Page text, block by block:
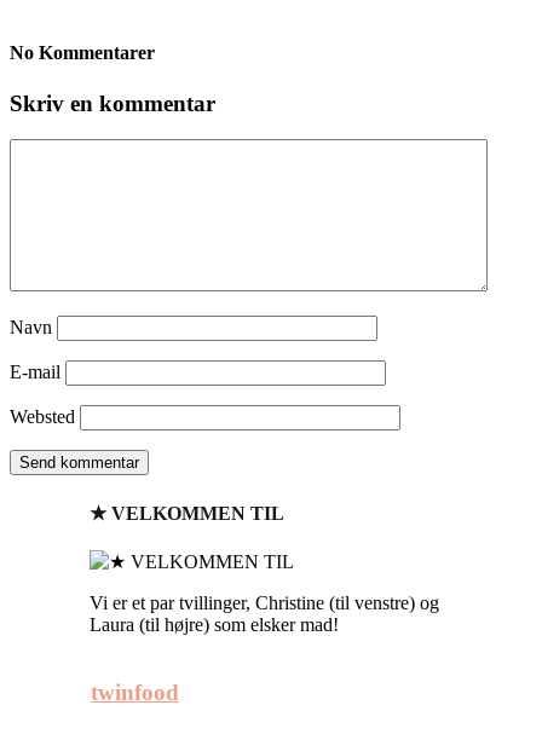
No Kommentarer
Skriv en kommentar
Navn
E-mail
Websted
★ VELKOMMEN TIL
Vi er et par tvillinger, Christine (til venstre) og
Laura (til højre) som elsker mad!
twinfood